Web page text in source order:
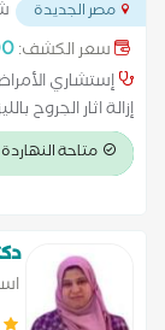
مصر الجديدة
سعر الكشف:
إستشاري
إزالة اثار الجروح
الكهربائي الليزر
علاج آثار الحروق
التصبغات الجلدية
علاج النمش
فطريات الاظافر
متاحة النهاردة من